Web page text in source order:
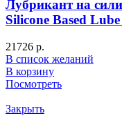
Лубрикант на
Silicone Based
21726 р.
В список желаний
В корзину
Посмотреть
Закрыть